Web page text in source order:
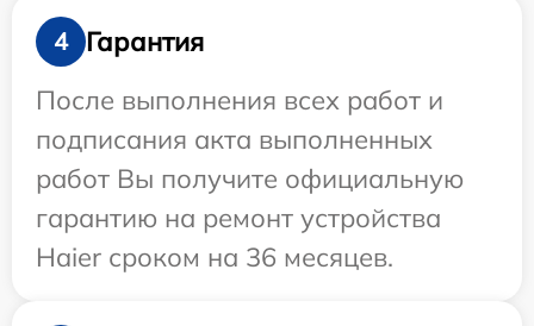
4
Гарантия
После выполнения всех работ и
подписания акта выполненных
работ Вы получите официальную
гарантию на ремонт устройства
Haier сроком на 36 месяцев.